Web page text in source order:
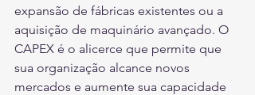
expansão de fábricas existentes ou a
aquisição de maquinário avançado. O
CAPEX é o alicerce que permite que
sua organização alcance novos
mercados e aumente sua capacidade